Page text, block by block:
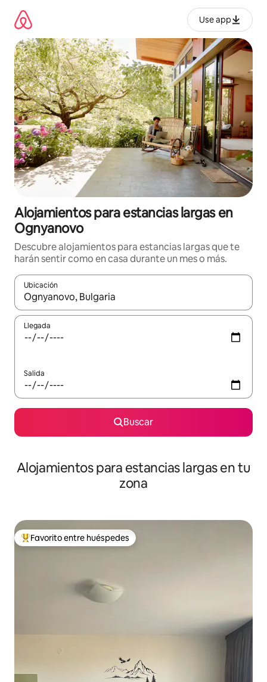
contenido
Use app
Alojamientos para estancias largas en
Ognyanovo
Descubre alojamientos para estancias largas que te
harán sentir como en casa durante un mes o más.
Ubicación
Cuando los resultados estén disponibles, podrás navegar
Llegada
Salida
Buscar
Alojamientos para estancias largas en tu
zona
De los mejores en Favorito entre huéspedes
Favorito entre huéspedes